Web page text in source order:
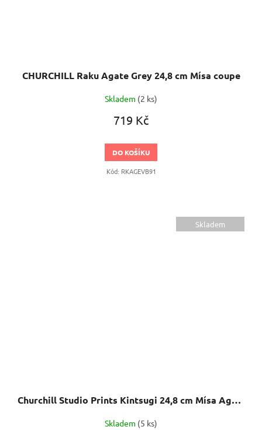
CHURCHILL Raku Agate Grey 24,8 cm Mísa coupe
Skladem (2 ks)
719 Kč
DO KOŠÍKU
Kód: RKAGEVB91
Skladem
Churchill Studio Prints Kintsugi 24,8 cm Mísa Agate grey
Skladem (5 ks)